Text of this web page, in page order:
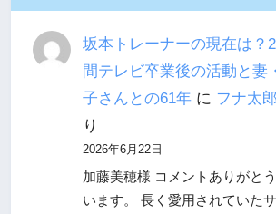
坂本トレーナーの現在は？
間テレビ卒業後の活動と妻
子さんとの61年に フナ太郎
り
2026年6月22日
加藤美穂様 コメントありがと
います。 長く愛用されていた